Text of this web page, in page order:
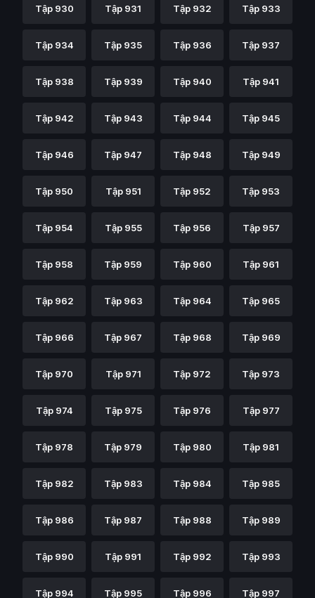
Tập 930 Tập 931 Tập 932 Tập 933
Tập 934 Tập 935 Tập 936 Tập 937
Tập 938 Tập 939 Tập 940 Tập 941
Tập 942 Tập 943 Tập 944 Tập 945
Tập 946 Tập 947 Tập 948 Tập 949
Tập 950 Tập 951 Tập 952 Tập 953
Tập 954 Tập 955 Tập 956 Tập 957
Tập 958 Tập 959 Tập 960 Tập 961
Tập 962 Tập 963 Tập 964 Tập 965
Tập 966 Tập 967 Tập 968 Tập 969
Tập 970 Tập 971 Tập 972 Tập 973
Tập 974 Tập 975 Tập 976 Tập 977
Tập 978 Tập 979 Tập 980 Tập 981
Tập 982 Tập 983 Tập 984 Tập 985
Tập 986 Tập 987 Tập 988 Tập 989
Tập 990 Tập 991 Tập 992 Tập 993
Tập 994 Tập 995 Tập 996 Tập 997